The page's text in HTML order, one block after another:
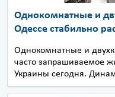
Однокомнатные и
Одессе стабильно
Однокомнатные и
часто запрашиваемое
Украины сегодня.